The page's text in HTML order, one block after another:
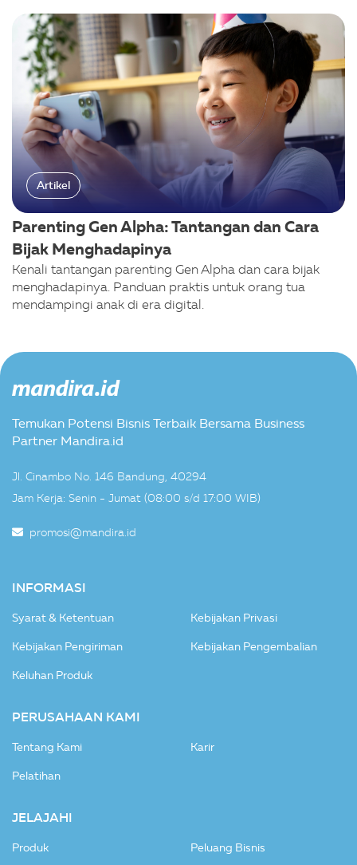
Artikel
Parenting Gen Alpha: Tantangan dan Cara
Bijak Menghadapinya
Kenali tantangan parenting Gen Alpha dan cara bijak
menghadapinya. Panduan praktis untuk orang tua
mendampingi anak di era digital.
Temukan Potensi Bisnis Terbaik Bersama Business
Partner Mandira.id
Jl. Cinambo No. 146 Bandung, 40294
Jam Kerja: Senin - Jumat (08:00 s/d 17:00 WIB)
promosi@mandira.id
INFORMASI
Syarat & Ketentuan Kebijakan Privasi
Kebijakan Pengiriman Kebijakan Pengembalian
Keluhan Produk
PERUSAHAAN KAMI
Tentang Kami Karir
Pelatihan
JELAJAHI
Produk Peluang Bisnis